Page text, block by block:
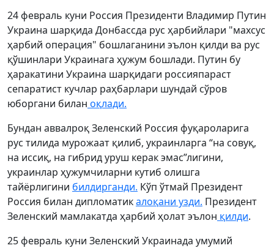
24 февраль куни Россия Президенти Владимир Путин
Украина шарқида Донбассда рус ҳарбийлари "махсус
ҳарбий операция" бошлаганини эълон қилди ва рус
қўшинлари Украинага ҳужум бошлади. Путин бу
ҳаракатини Украина шарқидаги россияпараст
сепаратист кучлар раҳбарлари шундай сўров
юборгани билан оқлади.
Бундан аввалроқ Зеленский Россия фуқароларига
рус тилида мурожаат қилиб, украинларга “на совуқ,
на иссиқ, на гибрид уруш керак эмас”лигини,
украинлар ҳужумчиларни кутиб олишга
тайёрлигини билдирганди. Кўп ўтмай Президент
Россия билан дипломатикалоқани узди. Президент
Зеленский мамлакатда ҳарбий ҳолат эълон қилди.
25 февраль куни Зеленский Украинада умумий